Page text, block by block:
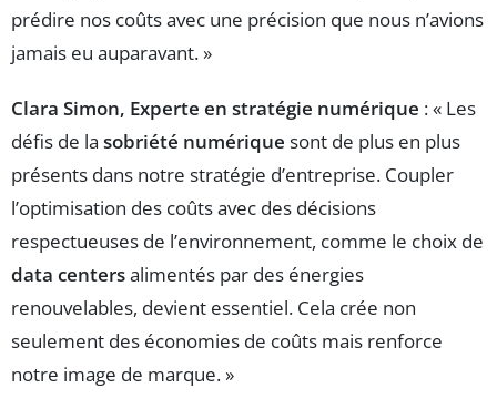
prédire nos coûts avec une précision que nous n’avions
jamais eu auparavant. »
Clara Simon, Experte en stratégie numérique : « Les
défis de la sobriété numérique sont de plus en plus
présents dans notre stratégie d’entreprise. Coupler
l’optimisation des coûts avec des décisions
respectueuses de l’environnement, comme le choix de
data centersalimentés par des énergies
renouvelables, devient essentiel. Cela crée non
seulement des économies de coûts mais renforce
notre image de marque. »